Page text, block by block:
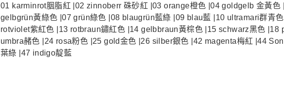
01 karminrot胭脂紅 |02 zinnoberr 硃砂紅 |03 orange橙色 |04 goldgelb 金黃色
gelbgrün黃綠色 |07 grün綠色 |08 blaugrün藍綠 |09 blau藍 |10 ultramari群青
rotviolet紫紅色 |13 rotbraun鏽紅色 |14 gelbbraun黃棕色 |15 schwarz黑色 |18
umbra赭色 |24 rosa粉色 |25 gold金色 |26 silber銀色 |42 magenta梅紅 |44
葉綠 |47 indigo靛藍